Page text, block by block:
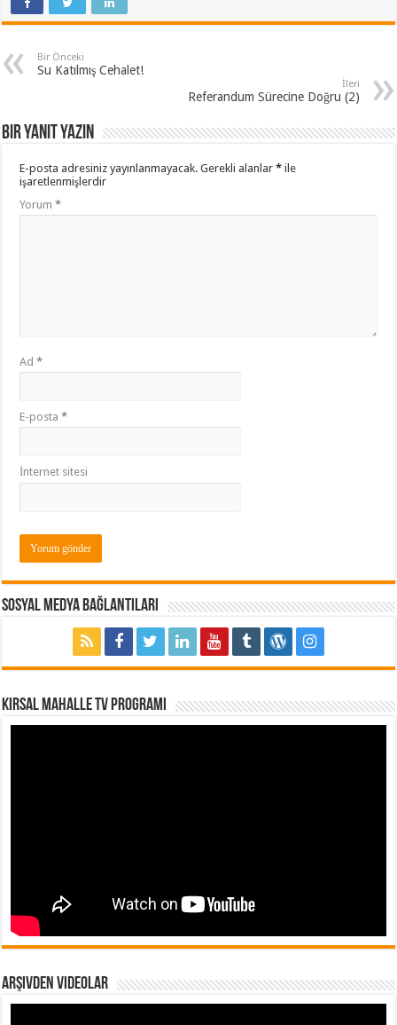
Bir Önceki
Su Katılmış Cehalet!
İleri
Referandum Sürecine Doğru (2)
Bir yanıt yazın
E-posta adresiniz yayınlanmayacak. Gerekli alanlar* ile
işaretlenmişlerdir
Yorum*
Ad*
E-posta*
İnternet sitesi
Sosyal Medya Bağlantıları
Kırsal Mahalle TV Programı
Arşivden Videolar